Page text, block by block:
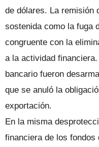
de dólares. La remisión
sostenida como la fuga
congruente con la
a la actividad
bancario fueron
que se anuló la
exportación.
En la misma
financiera de los